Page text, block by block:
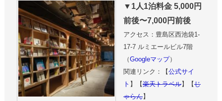
▼1人1泊料金 5,000円
前後〜7,000円前後
アクセス：豊島区西池袋1-
17-7 ルミエールビル7階
（Googleマップ）
関連リンク：【公式サイ
ト 】【楽天トラベル】【じ
ゃらん】